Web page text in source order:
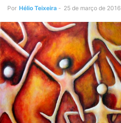
Por Hélio Teixeira - 25 de março de 2016